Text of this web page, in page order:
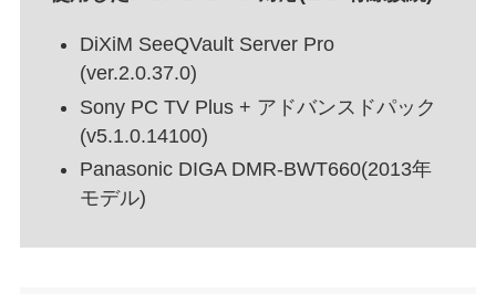
DiXiM SeeQVault Server Pro
(ver.2.0.37.0)
Sony PC TV Plus + アドバンスドパック
(v5.1.0.14100)
Panasonic DIGA DMR-BWT660(2013年
モデル)